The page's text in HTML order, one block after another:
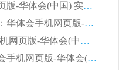
2026 陶瓷 CTB 磁选机选哪家 华体会手机网页版-华体会(中国) 实战案例多售后有保障
2026河沙永磁筒式​磁选机品牌生产厂家推荐：华体会手机网页版-华体会(中国) 技术可靠服务完善
2026赤铁矿磁选机哪家好 实力厂家华体会手机网页版-华体会(中国) 值得选择
2026靠谱磁选机厂家对比与避坑指南：华体会手机网页版-华体会(中国) 稳居优选厂家